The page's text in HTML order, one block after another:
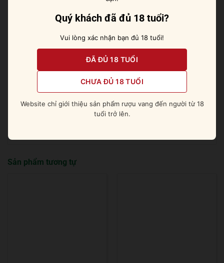
được hương vị của quả táo xanh, quýt, bưởi, hạt hạch,
cùng vị đào trắng, hoa trắng. Nét mượt mà, tinh tế của
chịu vô cùng.
Hướng dẫn thưởng thức
Vang được thưởng thức ngon nhất ở nhiệt độ từ 10-12
độ C, hãy kết hợp thêm các món ăn ngon như salad,
hải sản, mì Ý, thịt nướng các loại để bữa ăn của bạn
Sản phẩm tương tự
Quý khách đã đủ 18 tuổi?
Vui lòng xác nhận bạn đủ 18 tuổi!
ĐÃ ĐỦ 18 TUỔI
CHƯA ĐỦ 18 TUỔI
Website chỉ giới thiệu sản phẩm rượu vang đến người từ 18
tuổi trở lên.